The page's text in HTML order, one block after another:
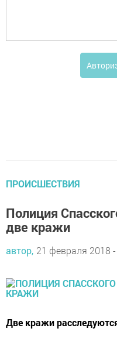
ПРОИСШЕСТВИЯ
Полиция
две кражи
автор, 21 февраля 2018
Две кражи